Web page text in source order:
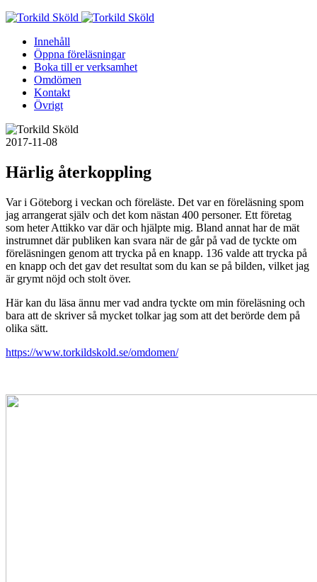
Skip
contentInnehåll
Öppna föreläsningar
Boka till er verksamhet
Omdömen
Kontakt
Övrigt
2017-11-08
Härlig återkoppling
Var i Göteborg i veckan och föreläste. Det var en föreläsning spom
jag arrangerat själv och det kom nästan 400 personer. Ett företag
som heter Attikko var där och hjälpte mig. Bland annat har de mät
instrumnet där publiken kan svara när de går på vad de tyckte om
föreläsningen genom att trycka på en knapp. 136 valde att trycka på
en knapp och det gav det resultat som du kan se på bilden, vilket jag
är grymt nöjd och stolt över.
Här kan du läsa ännu mer vad andra tyckte om min föreläsning och
bara att de skriver så mycket tolkar jag som att det berörde dem på
olika sätt.
https://www.torkildskold.se/omdomen/